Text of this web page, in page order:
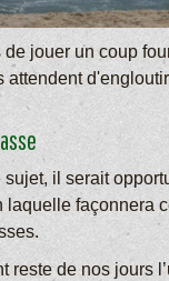
jouer un coup
attendent
sujet, il serait
laquelle façonnera
reste de nos jours